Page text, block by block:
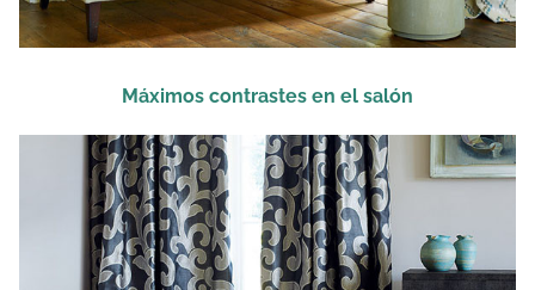
Máximos contrastes en el salón